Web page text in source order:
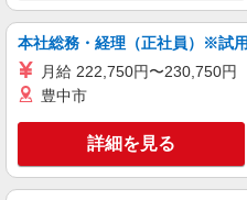
【docomo】
時給1300
（規定あり） ゜+゜・。○。・゜+゜・。○。・゜
+゜ 入社祝い金10万
頂くと, インセン
い・週払い可
+゜・。○。・゜
沖縄県那
キープ
紹介予定派遣
本社総務・経理（正社員）※試
月給 222,750円〜230,750円
豊中市
詳細を見る